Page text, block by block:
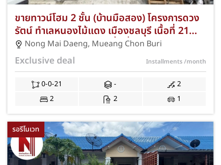
ขายทาวน์โฮม 2 ชั้น (บ้านมือสอง) โครงการดวง
รัตน์ ทำเลหนองไม้แดง เมืองชลบุรี เนื้อที่ 21
ตร.ว. 2 ห้องนอน 2 ห้องน้ำ ที่จอดรถ 1 คัน ทำเล
ดีใกล้นิคมอมตะซิตี้ ชลบุรี มหาวิทยาลัยศรีปทุม
ชลบุรี และทางด่วนมอเตอร์เวย์ สาย 7 พร้อมฟรี
ค่าธรรมเนียมการโอนและค่าจดจำนอง JS-411
Nong Mai Daeng, Mueang Chon Buri
Exclusive deal Installments/month
0-0-21 -
2
2
2 1
รอรีโนเวท